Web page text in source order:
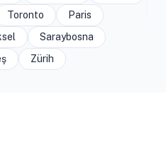
Toronto
Paris
Saraybosna
Zürih